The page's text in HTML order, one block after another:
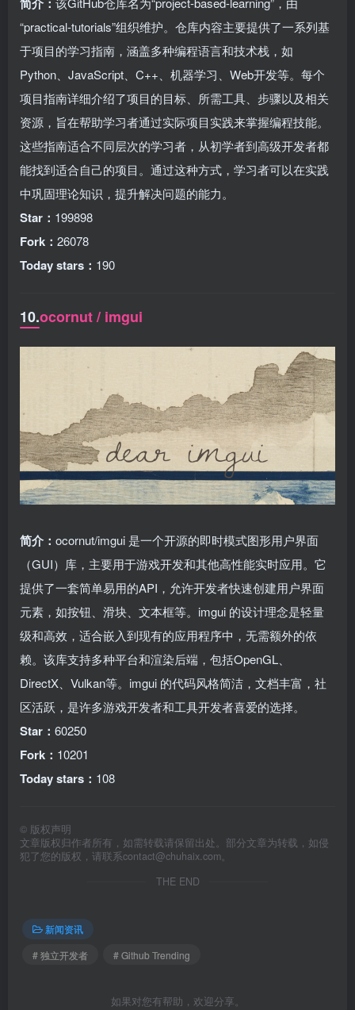
“practical-tutorials”组织维护。仓库内容主要提供了一系列基
于项目的学习指南，涵盖多种编程语言和技术栈，如
Python、JavaScript、C++、机器学习、Web开发等。每个
项目指南详细介绍了项目的目标、所需工具、步骤以及相关
资源，旨在帮助学习者通过实际项目实践来掌握编程技能。
这些指南适合不同层次的学习者，从初学者到高级开发者都
能找到适合自己的项目。通过这种方式，学习者可以在实践
中巩固理论知识，提升解决问题的能力。
Star： 199898
Fork： 26078
Today stars： 190
10.ocornut / imgui
简介： ocornut/imgui 是一个开源的即时模式图形用户界面
（GUI）库，主要用于游戏开发和其他高性能实时应用。它
提供了一套简单易用的API，允许开发者快速创建用户界面
元素，如按钮、滑块、文本框等。imgui 的设计理念是轻量
级和高效，适合嵌入到现有的应用程序中，无需额外的依
赖。该库支持多种平台和渲染后端，包括OpenGL、
DirectX、Vulkan等。imgui 的代码风格简洁，文档丰富，社
区活跃，是许多游戏开发者和工具开发者喜爱的选择。
Star： 60250
Fork： 10201
Today stars： 108
© 版权声明
文章版权归作者所有，如需转载请保留出处。部分文章为转载，如侵
犯了您的版权，请联系contact@chuhaix.com。
THE END
新闻资讯
# 独立开发者
# Github Trending
如果对您有帮助，欢迎分享。